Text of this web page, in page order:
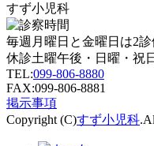
すず小児科
毎週月曜日と金曜日は2
休診土曜午後・日曜・祝日
TEL:099-806-8880
FAX:099-806-8881
掲示事項
Copyright (C)すず小児科